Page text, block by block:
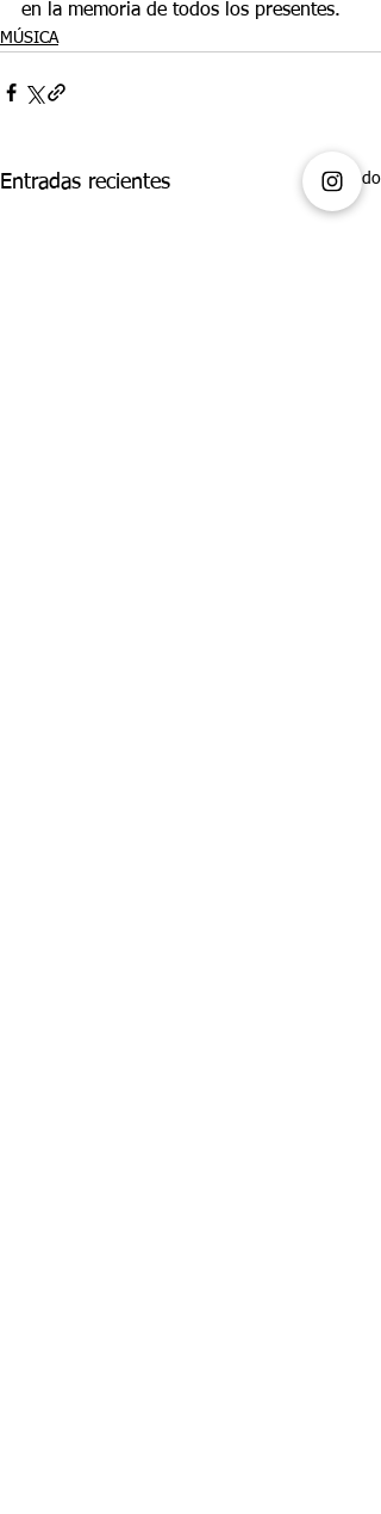
en la memoria de todos los presentes.
MÚSICA
Entradas recientes Ver todo